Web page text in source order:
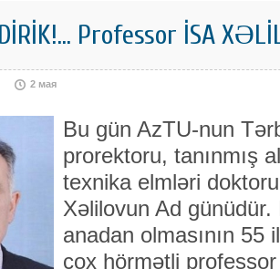
Professor İSA
2 мая
Bu gün AzTU-nun
prorektoru, tanınmış
texnika elmləri
Xəlilovun Ad
anadan olmasının
çox hörmətli